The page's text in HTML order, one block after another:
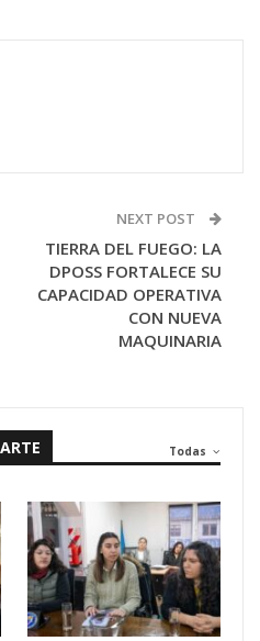
NEXT POST
TIERRA DEL FUEGO: LA
DPOSS FORTALECE SU
CAPACIDAD OPERATIVA
CON NUEVA
MAQUINARIA
Todas